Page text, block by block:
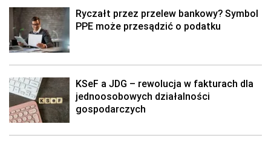
Ryczałt przez przelew bankowy? Symbol
PPE może przesądzić o podatku
KSeF a JDG – rewolucja w fakturach dla
jednoosobowych działalności
gospodarczych